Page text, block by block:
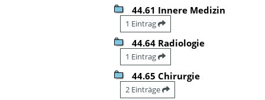
44.61 Innere Medizin
1 Eintrag
44.64 Radiologie
1 Eintrag
44.65 Chirurgie
2 Einträge